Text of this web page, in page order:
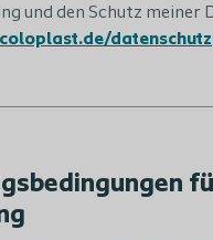
und den Schutz meiner
datenschutz